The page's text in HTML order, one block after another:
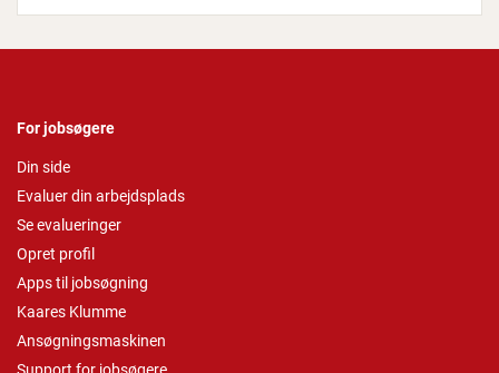
For jobsøgere
Din side
Evaluer din arbejdsplads
Se evalueringer
Opret profil
Apps til jobsøgning
Kaares Klumme
Ansøgningsmaskinen